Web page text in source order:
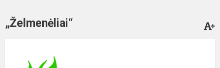
„Želmenėliai“